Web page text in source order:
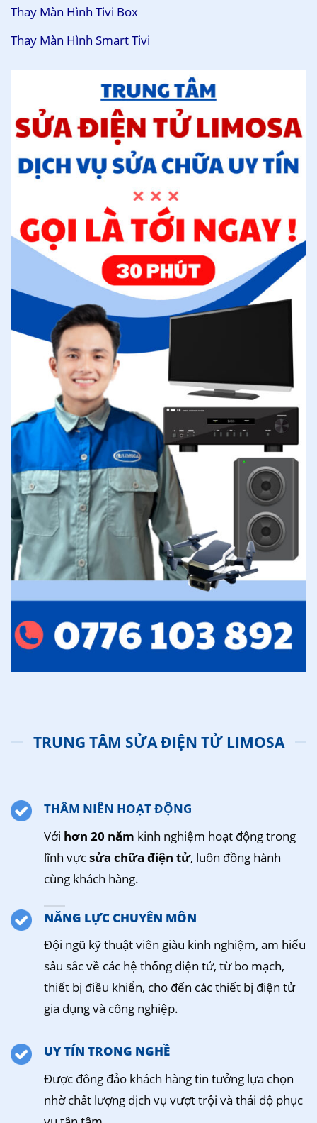
Thay Màn Hình Tivi Box
Thay Màn Hình Smart Tivi
TRUNG TÂM SỬA ĐIỆN TỬ LIMOSA
THÂM NIÊN HOẠT ĐỘNG
Với hơn 20 năm kinh nghiệm hoạt động trong
lĩnh vựcsửa chữa điện tử, luôn đồng hành
cùng khách hàng.
NĂNG LỰC CHUYÊN MÔN
Đội ngũ kỹ thuật viên giàu kinh nghiệm, am hiểu
sâu sắc về các hệ thống điện tử, từ bo mạch,
thiết bị điều khiển, cho đến các thiết bị điện tử
gia dụng và công nghiệp.
UY TÍN TRONG NGHỀ
Được đông đảo khách hàng tin tưởng lựa chọn
nhờ chất lượng dịch vụ vượt trội và thái độ phục